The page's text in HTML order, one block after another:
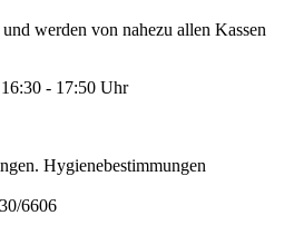
werden von nahezu allen Kassen
- 17:50 Uhr
Hygienebestimmungen
6606